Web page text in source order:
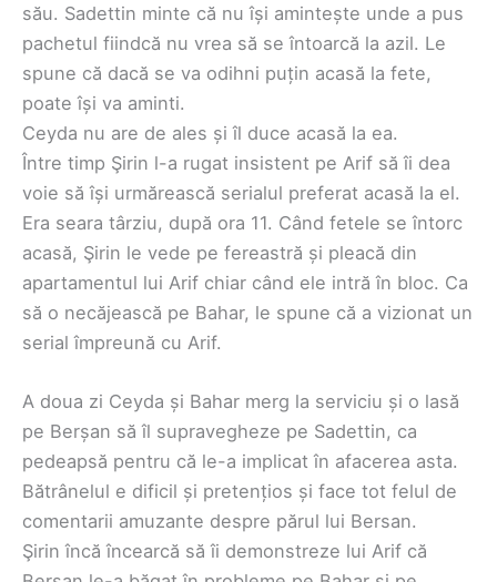
său. Sadettin minte că nu își amintește unde a pus
pachetul fiindcă nu vrea să se întoarcă la azil. Le
spune că dacă se va odihni puțin acasă la fete,
poate își va aminti.
Ceyda nu are de ales și îl duce acasă la ea.
Între timp Şirin l-a rugat insistent pe Arif să îi dea
voie să își urmărească serialul preferat acasă la el.
Era seara târziu, după ora 11. Când fetele se întorc
acasă, Şirin le vede pe fereastră și pleacă din
apartamentul lui Arif chiar când ele intră în bloc. Ca
să o necăjească pe Bahar, le spune că a vizionat un
serial împreună cu Arif.
A doua zi Ceyda și Bahar merg la serviciu și o lasă
pe Berșan să îl supravegheze pe Sadettin, ca
pedeapsă pentru că le-a implicat în afacerea asta.
Bătrânelul e dificil și pretențios și face tot felul de
comentarii amuzante despre părul lui Bersan.
Şirin încă încearcă să îi demonstreze lui Arif că